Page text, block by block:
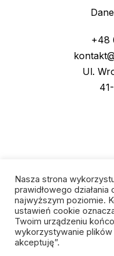
+48
Ul.
Nasza strona
prawidłowego działania
najwyższym poziomie.
ustawień cookie
Twoim urządzeniu
wykorzystywanie plików
akceptuję”.